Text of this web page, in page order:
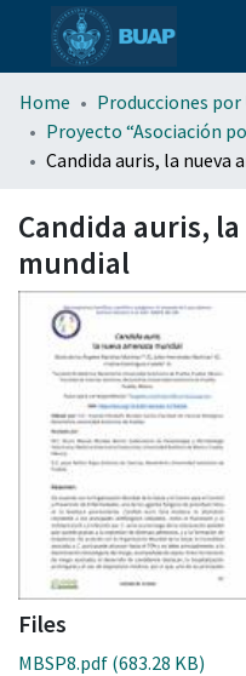
menu.section.about_menu
All of DSpace
Home
Candida auris,
mundial
Files
MBSP8.pdf (683.28 KB)